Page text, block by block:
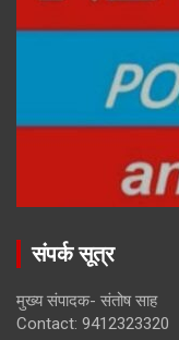
संपर्क सूत्र
मुख्य संपादक- संतोष साह
Contact: 9412323320